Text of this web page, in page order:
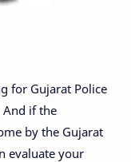
for Gujarat Police
And if the
by the Gujarat
evaluate your